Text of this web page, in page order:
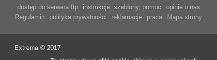
dostęp do serwera ftp instrukcje, szablony, pomoc
opinie o nas
Regulamin
polityka prywatności reklamacje praca Mapa strony
Extrema © 2017